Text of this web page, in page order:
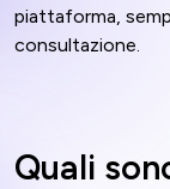
piattaforma,
consultazione.
Quali